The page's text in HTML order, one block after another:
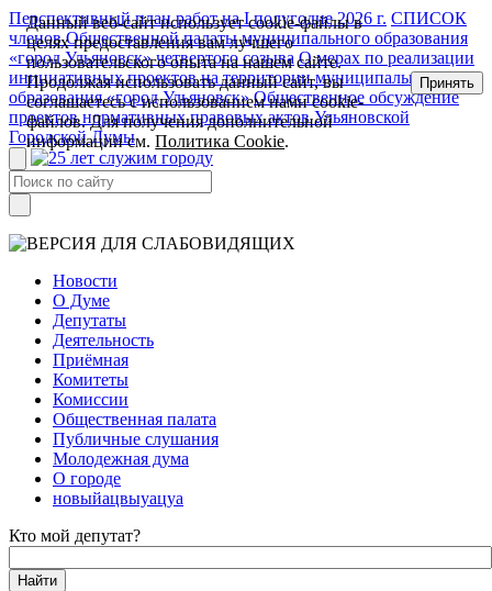
Перспективный план работ на I полугодие 2026 г. СПИСОК
членов Общественной палаты муниципального образования
«город Ульяновск» четвертого созыва О мерах по реализации
инициативных проектов на территории муниципального
образования «город Ульяновск» Общественное обсуждение
проектов нормативных правовых актов Ульяновской
Городской Думы
Новости
О Думе
Депутаты
Деятельность
Приёмная
Комитеты
Комиссии
Общественная палата
Публичные слушания
Молодежная дума
О городе
новыйацвыуацуа
Кто мой депутат?
Данный веб-сайт использует cookie-файлы в
целях предоставления вам лучшего
пользовательского опыта на нашем сайте.
Продолжая использовать данный сайт, вы
соглашаетесь с использованием нами cookie-
файлов. Для получения дополнительной
информации см.Политика Cookie.
Принять